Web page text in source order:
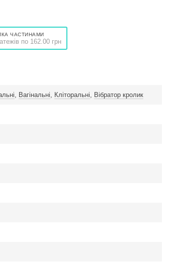
ЧАСТИНАМИ
по 162.00 грн
, Вагінальні, Кліторальні, Вібратор кролик